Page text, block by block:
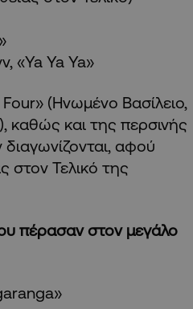
«Ya Ya Ya»
(Ηνωμένο Βασίλειο,
καθώς και της περσινής
διαγωνίζονται, αφού
στον Τελικό της
πέρασαν στον μεγάλο